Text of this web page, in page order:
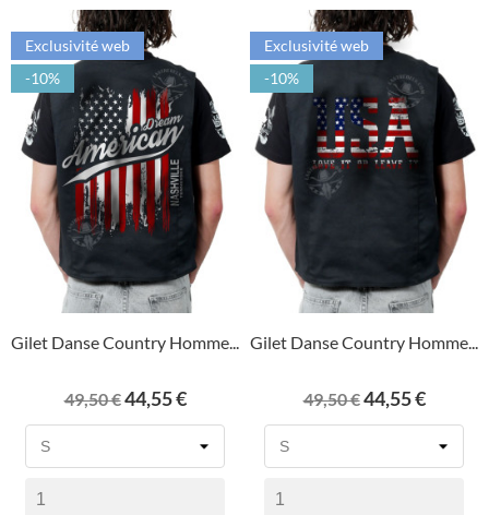
Gilet Danse Country Homme...
Prix
de
49,50 €Prix
44,55 €
Exclusivité web
-10%
Gilet Danse Country Homme...
Prix
de
49,50 €Prix
44,55 €
Exclusivité web
-10%